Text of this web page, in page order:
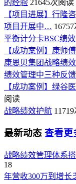
的经验 21645次阅读
【项目进展】行隆
项目开展中…
平衡计分卡BSC绩
【成功案例】康师
康恩贝集团战略绩
绩效管理中三种反
【成功案例】绿谷
阅读
战略绩效护航
最新动态 查看更
战略绩效管理体系
18
年营收300万到增长